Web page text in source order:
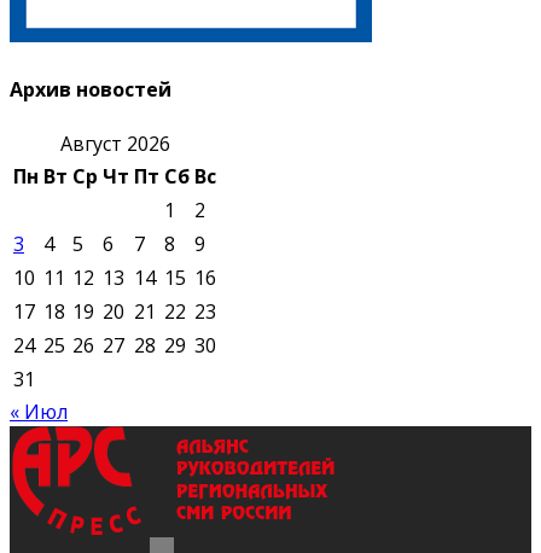
Архив новостей
Август 2026
Пн Вт Ср Чт Пт Сб Вс
1
2
3
4 5 6 7 8
9
10 11 12 13 14 15 16
17 18 19 20 21 22 23
24 25 26 27 28 29 30
31
« Июл